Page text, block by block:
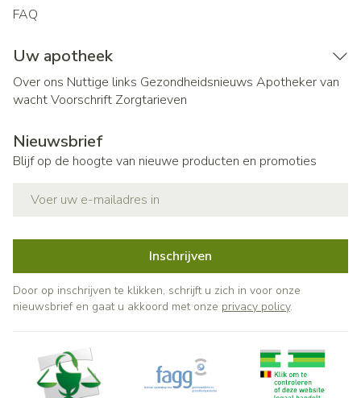
FAQ
Uw apotheek
Over ons Nuttige links Gezondheidsnieuws Apotheker van
wachtVoorschrift Zorgtarieven
Nieuwsbrief
Blijf op de hoogte van nieuwe producten en promoties
Inschrijven
Door op inschrijven te klikken, schrijft u zich in voor onze
nieuwsbrief en gaat u akkoord met onze privacy policy.